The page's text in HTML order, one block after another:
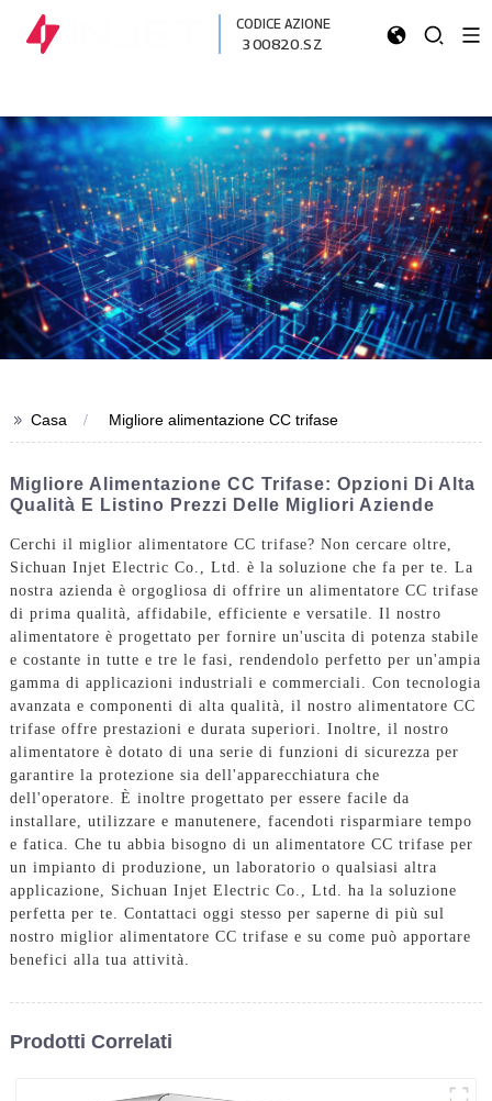
CODICE AZIONE
300820.SZ
>> Casa Migliore alimentazione CC trifase
Migliore Alimentazione CC Trifase: Opzioni Di Alta
Qualità E Listino Prezzi Delle Migliori Aziende
Cerchi il miglior alimentatore CC trifase? Non cercare oltre,
Sichuan Injet Electric Co., Ltd. è la soluzione che fa per te. La
nostra azienda è orgogliosa di offrire un alimentatore CC trifase
di prima qualità, affidabile, efficiente e versatile. Il nostro
alimentatore è progettato per fornire un'uscita di potenza stabile
e costante in tutte e tre le fasi, rendendolo perfetto per un'ampia
gamma di applicazioni industriali e commerciali. Con tecnologia
avanzata e componenti di alta qualità, il nostro alimentatore CC
trifase offre prestazioni e durata superiori. Inoltre, il nostro
alimentatore è dotato di una serie di funzioni di sicurezza per
garantire la protezione sia dell'apparecchiatura che
dell'operatore. È inoltre progettato per essere facile da
installare, utilizzare e manutenere, facendoti risparmiare tempo
e fatica. Che tu abbia bisogno di un alimentatore CC trifase per
un impianto di produzione, un laboratorio o qualsiasi altra
applicazione, Sichuan Injet Electric Co., Ltd. ha la soluzione
perfetta per te. Contattaci oggi stesso per saperne di più sul
nostro miglior alimentatore CC trifase e su come può apportare
benefici alla tua attività.
Prodotti Correlati